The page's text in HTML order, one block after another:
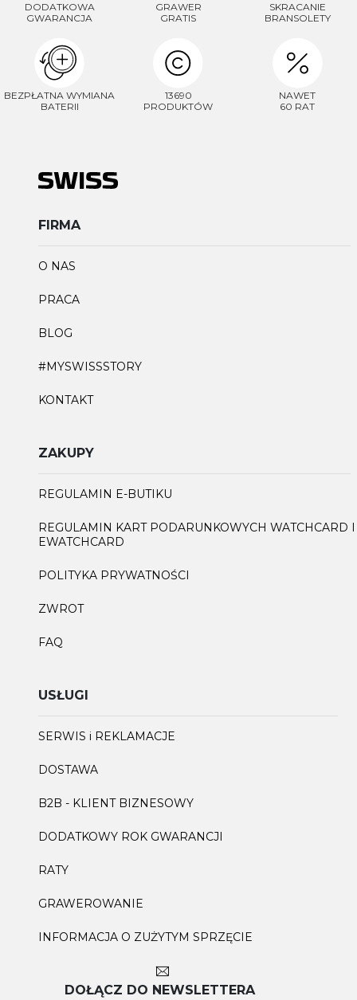
DODATKOWA
GWARANCJA
GRAWER
GRATIS
SKRACANIE
BRANSOLETY
BEZPŁATNA WYMIANA
BATERII
13690
PRODUKTÓW
NAWET
60 RAT
FIRMA
O NAS
PRACA
BLOG
#MYSWISSSTORY
KONTAKT
ZAKUPY
REGULAMIN E-BUTIKU
REGULAMIN KART PODARUNKOWYCH WATCHCARD I
EWATCHCARD
POLITYKA PRYWATNOŚCI
ZWROT
FAQ
USŁUGI
SERWIS i REKLAMACJE
DOSTAWA
B2B - KLIENT BIZNESOWY
DODATKOWY ROK GWARANCJI
RATY
GRAWEROWANIE
INFORMACJA O ZUŻYTYM SPRZĘCIE
DOŁĄCZ DO NEWSLETTERA